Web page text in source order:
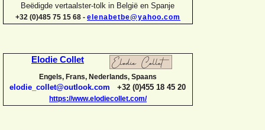
Beëdigde vertaalster-tolk in België en Spanje
+32 (0)485 75 15 68 - elenabetbe@yahoo.com
Elodie Collet
Engels, Frans, Nederlands, Spaans
elodie_collet@outlook.com +32 (0)455 18 45 20
https://www.elodiecollet.com/